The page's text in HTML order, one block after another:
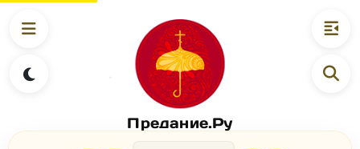
Предание.Ру